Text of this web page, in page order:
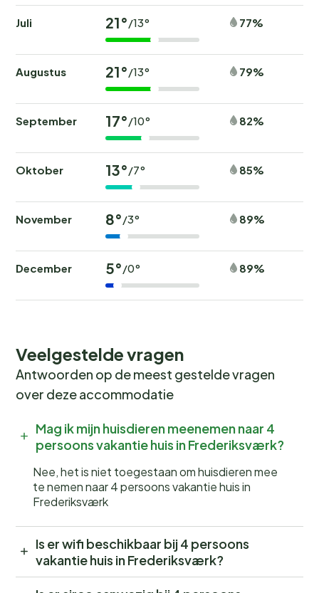
Juli 21°/13° 77%
Augustus 21°/13° 79%
September 17°/10° 82%
Oktober 13°/7° 85%
November 8°/3° 89%
December 5°/0° 89%
Veelgestelde vragen
Antwoorden op de meest gestelde vragen
over deze accommodatie
Mag ik mijn huisdieren meenemen naar 4
persoons vakantie huis in Frederiksværk?
Nee, het is niet toegestaan om huisdieren mee
te nemen naar 4 persoons vakantie huis in
Frederiksværk
Is er wifi beschikbaar bij 4 persoons
vakantie huis in Frederiksværk?